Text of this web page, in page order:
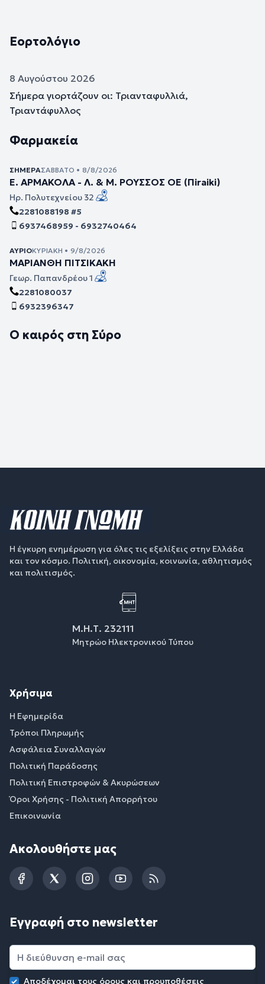
Εορτολόγιο
8 Αυγούστου 2026
Σήμερα γιορτάζουν οι: Τριανταφυλλιά,
Τριαντάφυλλος
Φαρμακεία
ΣΉΜΕΡΑΣΆΒΒΑΤΟ • 8/8/2026
Ε. ΑΡΜΑΚΟΛΑ - Λ. & Μ. ΡΟΥΣΣΟΣ ΟΕ (Πiraiki)
Ηρ. Πολυτεχνείου 32
2281088198 #5
6937468959 - 6932740464
ΑΎΡΙΟΚΥΡΙΑΚΉ • 9/8/2026
ΜΑΡΙΑΝΘΗ ΠΙΤΣΙΚΑΚΗ
Γεωρ. Παπανδρέου 1
2281080037
6932396347
Ο καιρός στη Σύρο
Η έγκυρη ενημέρωση για όλες τις εξελίξεις στην Ελλάδα
και τον κόσμο. Πολιτική, οικονομία, κοινωνία, αθλητισμός
και πολιτισμός.
Μ.Η.Τ. 232111
Μητρώο Ηλεκτρονικού Τύπου
Χρήσιμα
Η Εφημερίδα
Τρόποι Πληρωμής
Ασφάλεια Συναλλαγών
Πολιτική Παράδοσης
Πολιτική Επιστροφών & Ακυρώσεων
Όροι Χρήσης - Πολιτική Απορρήτου
Επικοινωνία
Ακολουθήστε μας
FacebookTwitterInstagramYouTubeRSS
Εγγραφή στο newsletter
Αποδέχομαι τους όρους και προυποθέσεις